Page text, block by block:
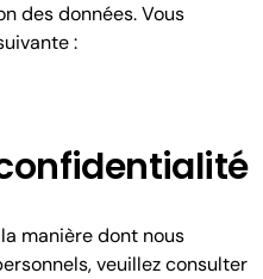
des données. Vous
:
manière dont nous
veuillez consulter